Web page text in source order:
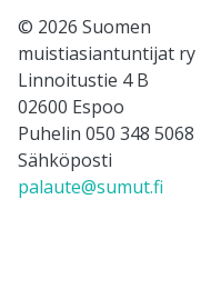
© 2026 Suomen
muistiasiantuntijat ry
Linnoitustie 4 B
02600 Espoo
Puhelin 050 348 5068
Sähköposti
palaute@sumut.fi